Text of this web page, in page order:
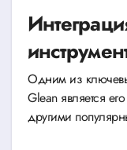
Одним из
Glean является
другими